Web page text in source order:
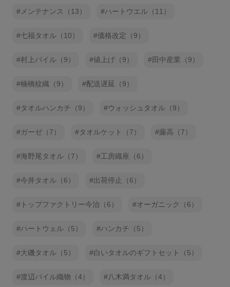
メンテナンス（13） ハートウエル（11）
七福タオル（10） 価格改定（9）
村上パイル（9） 値上げ（9） 田中産業（9）
楠橋紋織（9） 配送遅延（9）
タオルハンカチ（9） ウォッシュタオル（9）
ガーゼ（7） タオルケット（7） 藤高（7）
海野尾タオル（7） 工房織座（6）
今井タオル（6） 出荷停止（6）
トップファクトリー今治（6） オーガニック（6）
ハートウェル（5） ハンカチ（5）
大磯タオル（5） 白いタオルのギフトセット（5）
渡辺パイル織物（4） 八木満タオル（4）